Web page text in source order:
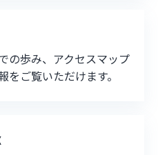
の歩み、アクセスマップ
ご覧いただけます。